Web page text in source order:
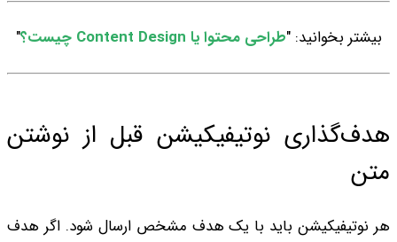
بیشتر بخوانید: "طراحی محتوا یا Content Design چیست؟ "
هدف‌گذاری نوتیفیکیشن قبل از نوشتن
متن
هر نوتیفیکیشن باید با یک هدف مشخص ارسال شود. اگر هدف